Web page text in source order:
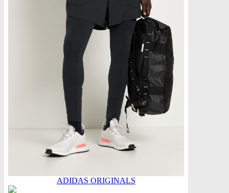
ADIDAS ORIGINALS